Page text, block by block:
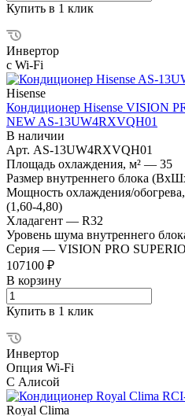
Купить в 1 клик
Инвертор
с Wi-Fi
Hisense
Кондиционер Hisense VISION
NEW AS-13UW4RXVQH01
В наличии
Арт. AS-13UW4RXVQH01
Площадь охлаждения, м² — 35
Размер внутреннего блока
Мощность охлаждения/
(1,60-4,80)
Хладагент — R32
Уровень шума внутреннего
Серия — VISION PRO
107100 ₽
В корзину
Купить в 1 клик
Инвертор
Опция Wi-Fi
С Алисой
Royal Clima